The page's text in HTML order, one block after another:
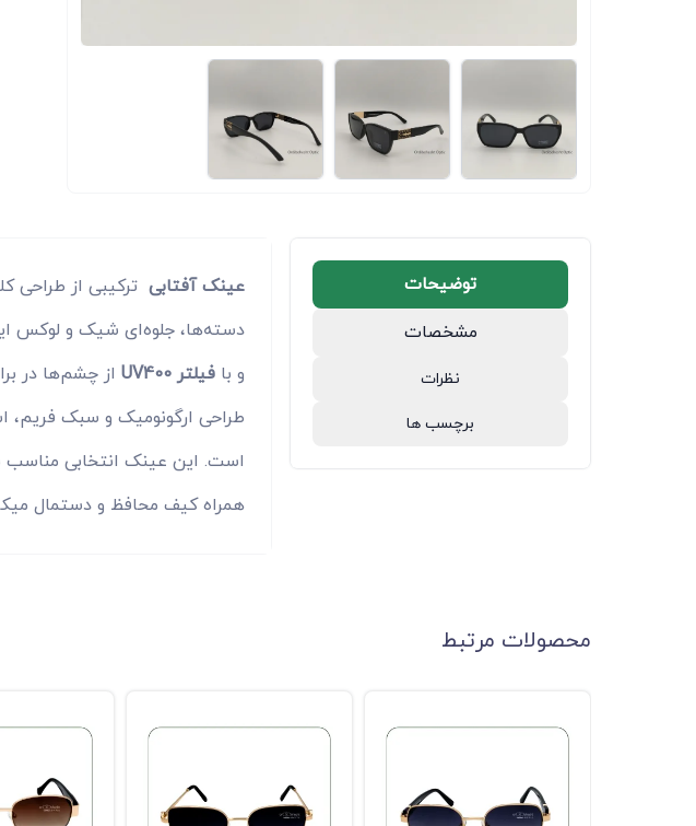
توضیحات
مشخصات
نظرات
برچسب ها
عینک آفتابی ترکیبی از طراحی
دسته‌ها، جلوه‌ای شیک و لوکس
و با فیلتر UV400
از چشم‌ها در
طراحی ارگونومیک و سبک فریم،
است. این عینک انتخابی مناسب
همراه کیف محافظ و دستمال
محصولات مرتبط